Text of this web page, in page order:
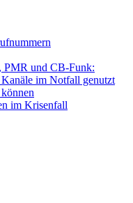
PMR und CB-Funk:
im Notfall genutzt
im Krisenfall